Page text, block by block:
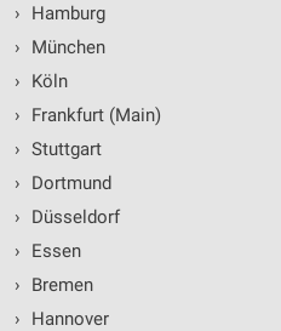
›
Hamburg
›
München
›
Köln
›
Frankfurt (Main)
› Stuttgart
›
Dortmund
›
Düsseldorf
›
Essen
›
Bremen
›
Hannover